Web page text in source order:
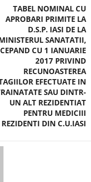
TABEL NOMINAL CU
APROBARI PRIMITE LA
D.S.P. IASI DE LA
SANATATII,
CU 1 IANUARIE
2017 PRIVIND
RECUNOASTEREA
EFECTUATE IN
SAU DINTR-
UN ALT REZIDENTIAT
PENTRU MEDICIII
REZIDENTI DIN C.U.IASI